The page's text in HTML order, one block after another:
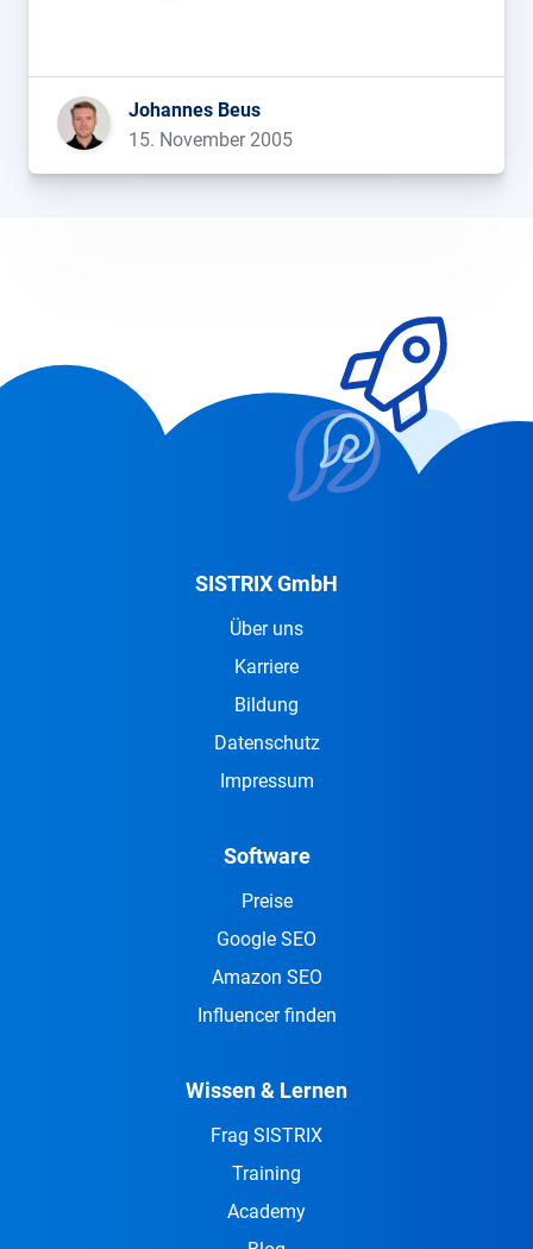
Johannes Beus
15. November 2005
SISTRIX GmbH
Über uns
Karriere
Bildung
Datenschutz
Impressum
Software
Preise
Google SEO
Amazon SEO
Influencer finden
Wissen & Lernen
Frag SISTRIX
Training
Academy